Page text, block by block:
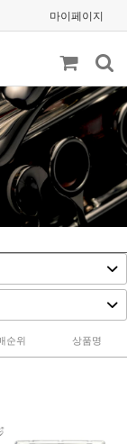
마이페이지
순위 상품명